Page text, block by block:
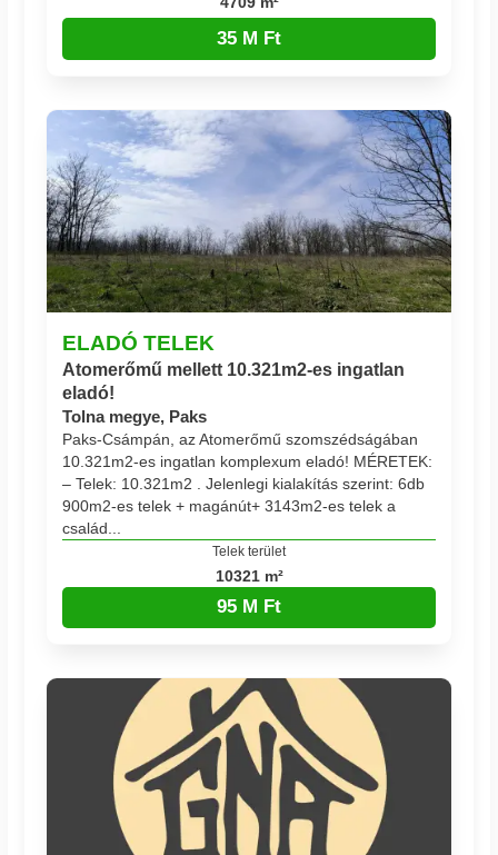
35 M Ft
ELADÓ TELEK
Atomerőmű mellett 10.321m2-es ingatlan
eladó!
Tolna megye, Paks
Paks-Csámpán, az Atomerőmű szomszédságában
10.321m2-es ingatlan komplexum eladó! MÉRETEK:
– Telek: 10.321m2 . Jelenlegi kialakítás szerint: 6db
900m2-es telek + magánút+ 3143m2-es telek a
család...
Telek terület
10321 m²
95 M Ft